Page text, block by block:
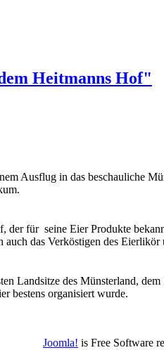
Heitmanns Hof"
Ausflug in das beschauliche
der für seine Eier Produkte
das Verköstigen des Eierlikör
Landsitze des Münsterland,
bestens organisiert wurde.
Joomla! is Free Software